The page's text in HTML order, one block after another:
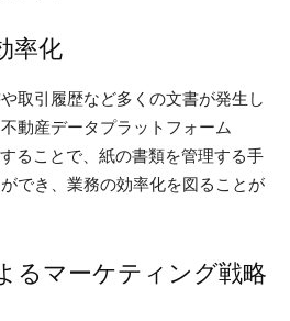
率化
取引履歴など多くの文書が発生し
動産データプラットフォーム
ることで、紙の書類を管理する手
でき、業務の効率化を図ることが
るマーケティング戦略